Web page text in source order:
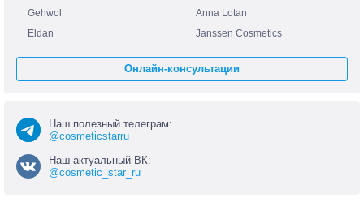
Gehwol
Anna Lotan
Eldan
Janssen Cosmetics
Онлайн-консультации
Наш полезный телеграм:
@cosmeticstarru
Наш актуальный ВК:
@cosmetic_star_ru